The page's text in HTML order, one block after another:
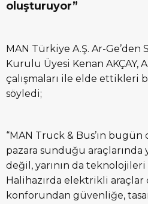
oluşturuyor”
MAN Türkiye A.Ş. Ar-
Kurulu Üyesi Kenan AKÇAY,
çalışmaları ile elde ettikleri
söyledi;
“MAN Truck & Bus’ın
pazara sunduğu araçlarında
değil, yarının da
Halihazırda elektrikli araçlar
konforundan güvenliğe,